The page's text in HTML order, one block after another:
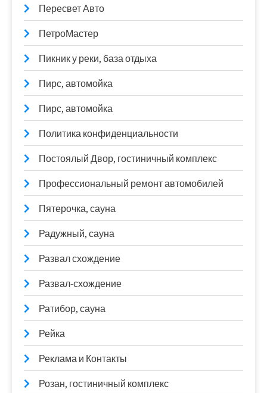
Пересвет Авто
ПетроМастер
Пикник у реки, база отдыха
Пирс, автомойка
Пирс, автомойка
Политика конфиденциальности
Постоялый Двор, гостиничный комплекс
Профессиональный ремонт автомобилей
Пятерочка, сауна
Радужный, сауна
Развал схождение
Развал-схождение
Ратибор, сауна
Рейка
Реклама и Контакты
Розан, гостиничный комплекс